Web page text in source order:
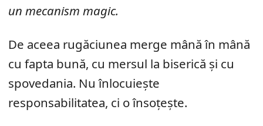
un mecanism magic.
De aceea rugăciunea merge mână în mână
cu fapta bună, cu mersul la biserică și cu
spovedania. Nu înlocuiește
responsabilitatea, ci o însoțește.